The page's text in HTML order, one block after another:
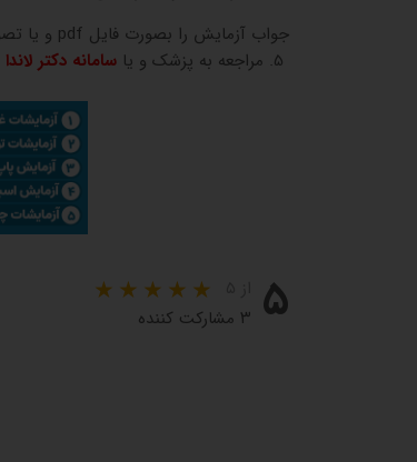
جواب آزمایش را بصورت فایل pdf و یا تصویر می‌توانید دریافت کنید.
سامانه دکتر لاندا
۵ ۳ مشارکت کننده